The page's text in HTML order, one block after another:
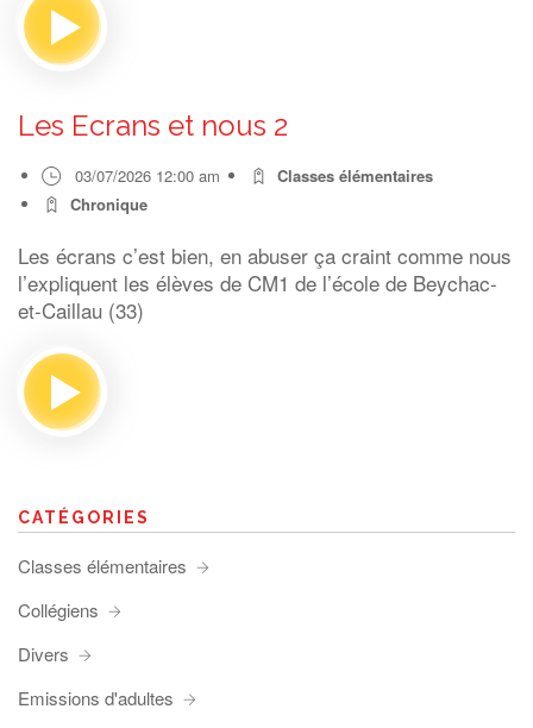
Les Ecrans et nous 2
03/07/2026 12:00 am
Classes élémentaires
Chronique
Les écrans c’est bien, en abuser ça craint comme nous
l’expliquent les élèves de CM1 de l’école de Beychac-
et-Caillau (33)
CATÉGORIES
Classes élémentaires
Collégiens
Divers
Emissions d'adultes